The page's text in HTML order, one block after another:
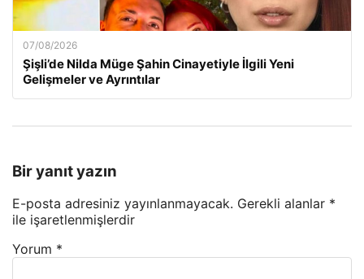
07/08/2026
Şişli’de Nilda Müge Şahin Cinayetiyle İlgili Yeni
Gelişmeler ve Ayrıntılar
Bir yanıt yazın
E-posta adresiniz yayınlanmayacak. Gerekli alanlar *
ile işaretlenmişlerdir
Yorum *